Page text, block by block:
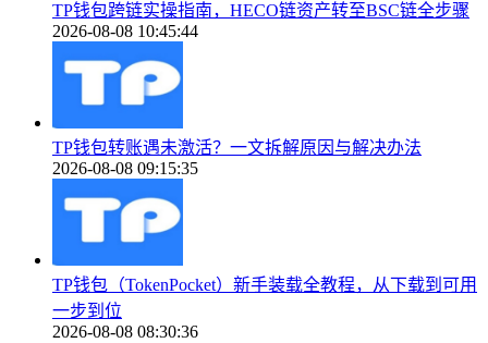
TP钱包跨链实操指南，HECO链资产转至BSC链全步骤
2026-08-08 10:45:44
TP钱包转账遇未激活？一文拆解原因与解决办法
2026-08-08 09:15:35
TP钱包（TokenPocket）新手装载全教程，从下载到可用
一步到位
2026-08-08 08:30:36